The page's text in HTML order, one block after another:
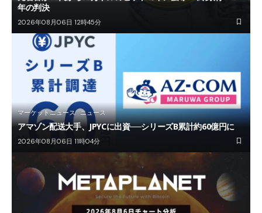
年の判決
2026年08月06日 12時45分
マーケットニュース ニュース
アマゾン配送大手、JPYCに出資──シリーズB累計約60億円に
2026年08月06日 11時04分